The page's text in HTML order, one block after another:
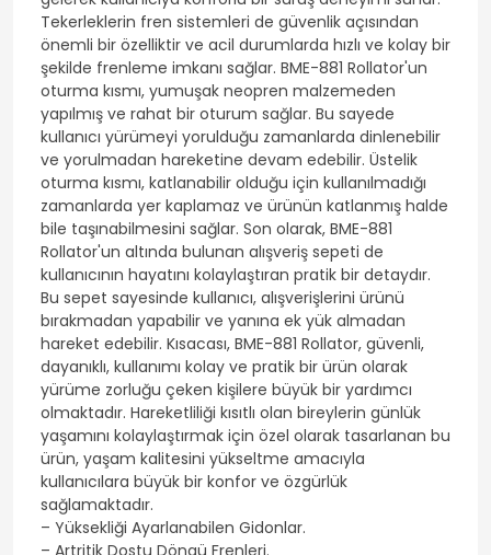
Tekerleklerin fren sistemleri de güvenlik açısından
önemli bir özelliktir ve acil durumlarda hızlı ve kolay bir
şekilde frenleme imkanı sağlar. BME-881 Rollator'un
oturma kısmı, yumuşak neopren malzemeden
yapılmış ve rahat bir oturum sağlar. Bu sayede
kullanıcı yürümeyi yorulduğu zamanlarda dinlenebilir
ve yorulmadan hareketine devam edebilir. Üstelik
oturma kısmı, katlanabilir olduğu için kullanılmadığı
zamanlarda yer kaplamaz ve ürünün katlanmış halde
bile taşınabilmesini sağlar. Son olarak, BME-881
Rollator'un altında bulunan alışveriş sepeti de
kullanıcının hayatını kolaylaştıran pratik bir detaydır.
Bu sepet sayesinde kullanıcı, alışverişlerini ürünü
bırakmadan yapabilir ve yanına ek yük almadan
hareket edebilir. Kısacası, BME-881 Rollator, güvenli,
dayanıklı, kullanımı kolay ve pratik bir ürün olarak
yürüme zorluğu çeken kişilere büyük bir yardımcı
olmaktadır. Hareketliliği kısıtlı olan bireylerin günlük
yaşamını kolaylaştırmak için özel olarak tasarlanan bu
ürün, yaşam kalitesini yükseltme amacıyla
kullanıcılara büyük bir konfor ve özgürlük
sağlamaktadır.
– Yüksekliği Ayarlanabilen Gidonlar.
– Artritik Dostu Döngü Frenleri.